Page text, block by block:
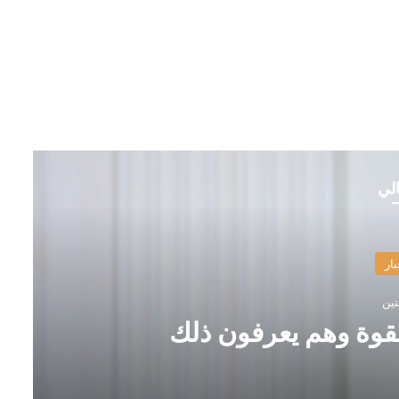
وهم يعرفون ذلك